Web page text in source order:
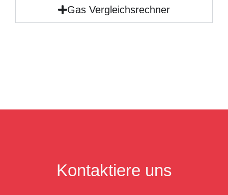
Gas Vergleichsrechner
Kontaktiere uns